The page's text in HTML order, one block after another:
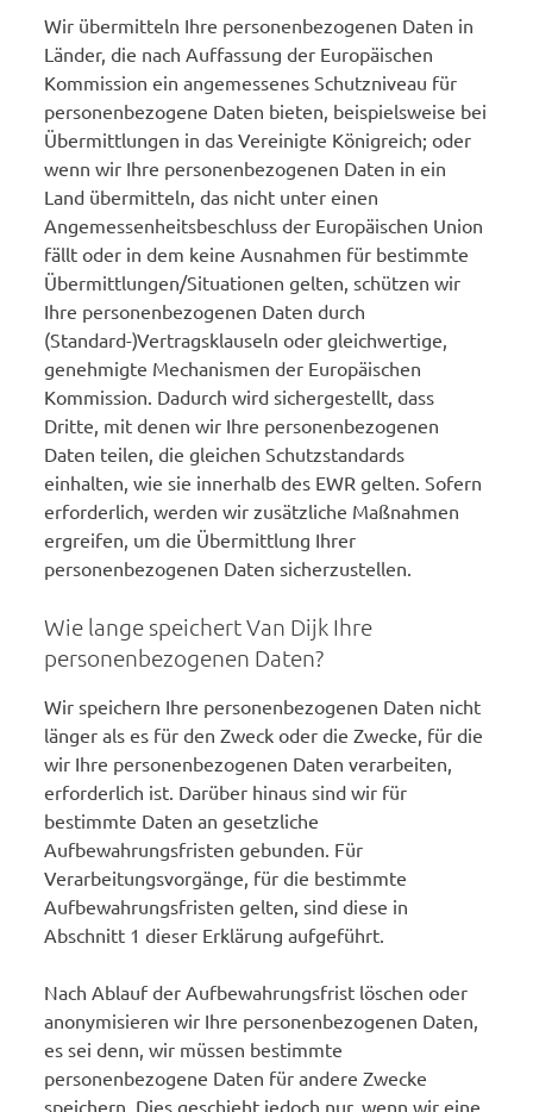
Wir übermitteln Ihre personenbezogenen Daten in
Länder, die nach Auffassung der Europäischen
Kommission ein angemessenes Schutzniveau für
personenbezogene Daten bieten, beispielsweise bei
Übermittlungen in das Vereinigte Königreich; oder
wenn wir Ihre personenbezogenen Daten in ein
Land übermitteln, das nicht unter einen
Angemessenheitsbeschluss der Europäischen Union
fällt oder in dem keine Ausnahmen für bestimmte
Übermittlungen/Situationen gelten, schützen wir
Ihre personenbezogenen Daten durch
(Standard-)Vertragsklauseln oder gleichwertige,
genehmigte Mechanismen der Europäischen
Kommission. Dadurch wird sichergestellt, dass
Dritte, mit denen wir Ihre personenbezogenen
Daten teilen, die gleichen Schutzstandards
einhalten, wie sie innerhalb des EWR gelten. Sofern
erforderlich, werden wir zusätzliche Maßnahmen
ergreifen, um die Übermittlung Ihrer
personenbezogenen Daten sicherzustellen.
Wie lange speichert Van Dijk Ihre
personenbezogenen Daten?
Wir speichern Ihre personenbezogenen Daten nicht
länger als es für den Zweck oder die Zwecke, für die
wir Ihre personenbezogenen Daten verarbeiten,
erforderlich ist. Darüber hinaus sind wir für
bestimmte Daten an gesetzliche
Aufbewahrungsfristen gebunden. Für
Verarbeitungsvorgänge, für die bestimmte
Aufbewahrungsfristen gelten, sind diese in
Abschnitt 1 dieser Erklärung aufgeführt.
Nach Ablauf der Aufbewahrungsfrist löschen oder
anonymisieren wir Ihre personenbezogenen Daten,
es sei denn, wir müssen bestimmte
personenbezogene Daten für andere Zwecke
speichern. Dies geschieht jedoch nur, wenn wir eine